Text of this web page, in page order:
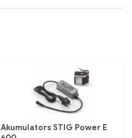
Akumulators STIG Power E